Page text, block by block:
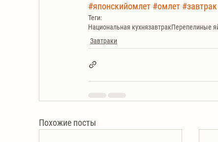
#японскийомлет #омлет #завтрак
Теги:
Национальная кухнязавтракПерепелиные
Завтраки
Похожие посты